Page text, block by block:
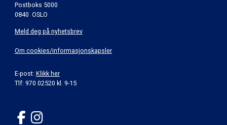
Postboks 5000
0840 OSLO
Meld deg på nyhetsbrev
Om cookies/informasjonskapsler
E-post: Klikk her
Tlf: 970 02520 kl. 9-15